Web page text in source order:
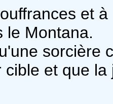
et
le Montana.
sorcière
cible et que